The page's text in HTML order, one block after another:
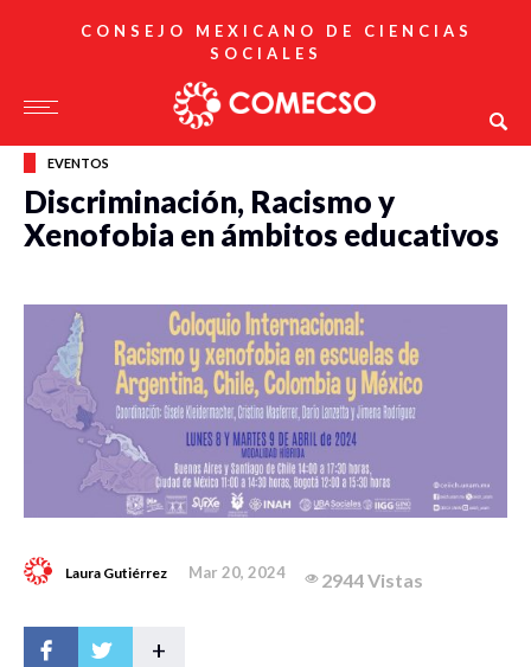
CONSEJO MEXICANO DE CIENCIAS
SOCIALES
EVENTOS
Discriminación, Racismo y
Xenofobia en ámbitos educativos
Laura Gutiérrez Mar 20, 2024 2944 Vistas
+